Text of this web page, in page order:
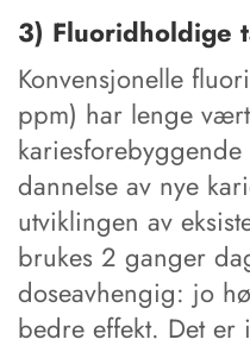
3) Fluoridholdige
Konvensjonelle
ppm) har lenge
dannelse av nye
utviklingen av
brukes 2 ganger
doseavhengig: jo
bedre effekt. Det er